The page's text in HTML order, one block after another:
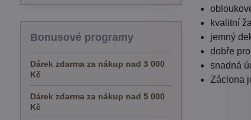
kvalitní
jemný
dobře
snadná
Záclona
Bonusové programy
Dárek zdarma za nákup nad 3 000
Kč
Dárek zdarma za nákup nad 5 000
Kč